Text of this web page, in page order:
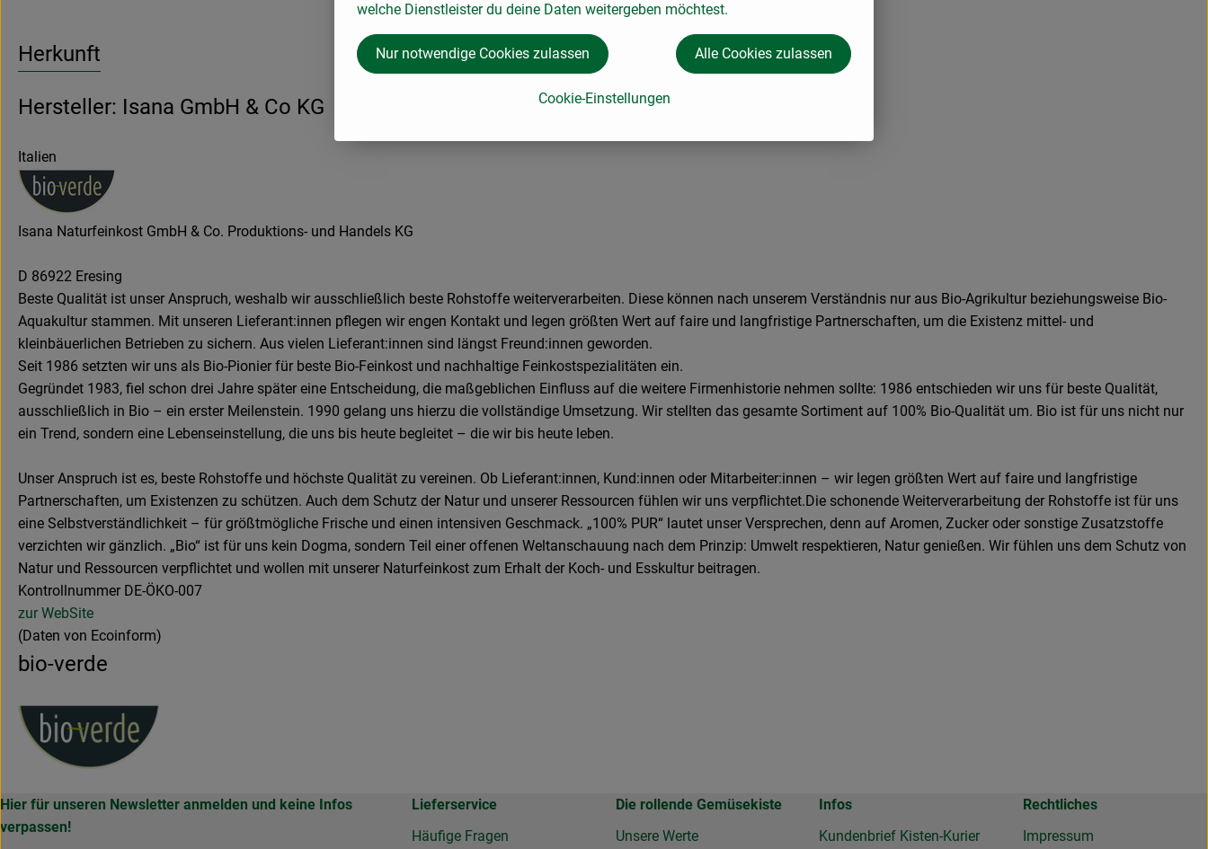
Herkunft
Hersteller: Isana GmbH & Co KG
Italien
Isana Naturfeinkost GmbH & Co. Produktions- und Handels KG
D 86922 Eresing
Beste Qualität ist unser Anspruch, weshalb wir ausschließlich beste Rohstoffe weiterverarbeiten. Diese können nach unserem Verständnis nur aus Bio-Agrikultur beziehungsweise Bio-
Aquakultur stammen. Mit unseren Lieferant:innen pflegen wir engen Kontakt und legen größten Wert auf faire und langfristige Partnerschaften, um die Existenz mittel- und
kleinbäuerlichen Betrieben zu sichern. Aus vielen Lieferant:innen sind längst Freund:innen geworden.
Seit 1986 setzten wir uns als Bio-Pionier für beste Bio-Feinkost und nachhaltige Feinkostspezialitäten ein.
Gegründet 1983, fiel schon drei Jahre später eine Entscheidung, die maßgeblichen Einfluss auf die weitere Firmenhistorie nehmen sollte: 1986 entschieden wir uns für beste Qualität,
ausschließlich in Bio – ein erster Meilenstein. 1990 gelang uns hierzu die vollständige Umsetzung. Wir stellten das gesamte Sortiment auf 100% Bio-Qualität um. Bio ist für uns nicht nur
ein Trend, sondern eine Lebenseinstellung, die uns bis heute begleitet – die wir bis heute leben.
Unser Anspruch ist es, beste Rohstoffe und höchste Qualität zu vereinen. Ob Lieferant:innen, Kund:innen oder Mitarbeiter:innen – wir legen größten Wert auf faire und langfristige
Partnerschaften, um Existenzen zu schützen. Auch dem Schutz der Natur und unserer Ressourcen fühlen wir uns verpflichtet.Die schonende Weiterverarbeitung der Rohstoffe ist für uns
eine Selbstverständlichkeit – für größtmögliche Frische und einen intensiven Geschmack. „100% PUR“ lautet unser Versprechen, denn auf Aromen, Zucker oder sonstige Zusatzstoffe
verzichten wir gänzlich. „Bio“ ist für uns kein Dogma, sondern Teil einer offenen Weltanschauung nach dem Prinzip: Umwelt respektieren, Natur genießen. Wir fühlen uns dem Schutz von
Natur und Ressourcen verpflichtet und wollen mit unserer Naturfeinkost zum Erhalt der Koch- und Esskultur beitragen.
Kontrollnummer DE-ÖKO-007
zur WebSite
(Daten von Ecoinform)
bio-verde
Hier für unseren Newsletter anmelden und keine Infos
verpassen!
Lieferservice
Häufige Fragen
Die rollende Gemüsekiste
Unsere Werte
Infos
Kundenbrief Kisten-Kurier
Rechtliches
Impressum
welche Dienstleister du deine Daten weitergeben möchtest.
Cookie-Einstellungen
Nur notwendige Cookies zulassen Alle Cookies zulassen